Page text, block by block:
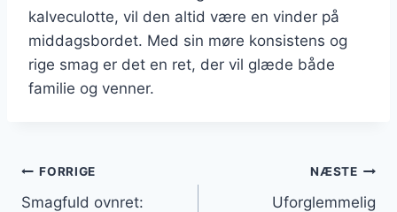
kalveculotte, vil den altid være en vinder på
middagsbordet. Med sin møre konsistens og
rige smag er det en ret, der vil glæde både
familie og venner.
Indlægsnavigation
FORRIGE
Smagfuld ovnret:
NÆSTE
Uforglemmelig